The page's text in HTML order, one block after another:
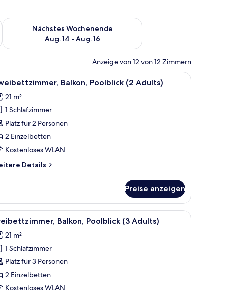
Aug. 7 - Aug. 9.
Nächstes Wochenende
Aug. 14 - Aug. 16
Überprüfe die Verfügbarkeit für nächstes Wochenende, Aug.
Anzeige von 12 von 12 Zimmern
Blick auf ein Wohngebiet mit Gebäuden und Bäumen, bewölkter
Ein Balkon mit Blick auf einen
8 Balkon, Poolblick (2 Adults)
21 m²
1 Schlafzimmer
Platz für 2 Personen
2 Einzelbetten
Kostenloses WLAN
Details
Preise anzeigen
Holztisch, einem Stuhl und einer Tür zu einem anderen Raum.
Ein Balkon mit Blick auf einen
8 Balkon, Poolblick (3 Adults)
21 m²
1 Schlafzimmer
Platz für 3 Personen
2 Einzelbetten
Kostenloses WLAN